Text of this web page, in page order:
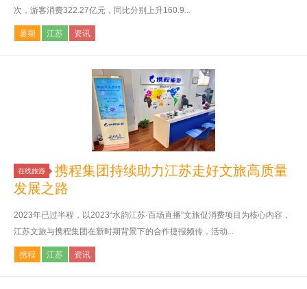
次，游客消费322.27亿元，同比分别上升160.9...
暑期 江苏 资讯
在线旅游
携程集团持续助力江苏走好文旅高质量
发展之路
2023年已过半程，以2023“水韵江苏·百场直播”文旅促消费项目为核心内容，
江苏文旅与携程集团在新时期背景下的合作捷报频传，活动...
携程 江苏 资讯